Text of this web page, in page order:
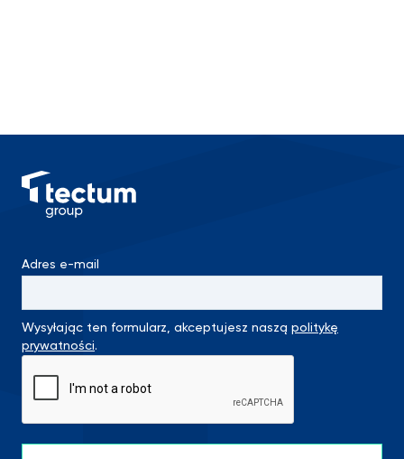
Adres e-mail
Wysyłając ten formularz, akceptujesz naszą politykę
prywatności.